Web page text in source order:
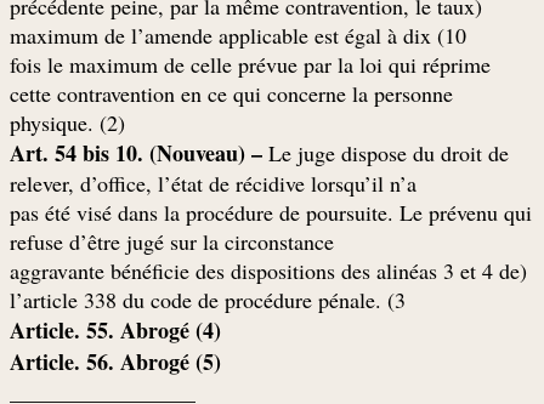
maximum de l’amende applicable est égal à dix (10
fois le maximum de celle prévue par la loi qui réprime
cette contravention en ce qui concerne la personne
(physique. (2
Art. 54 bis 10. (Nouveau) – Le juge dispose du droit de
relever, d’office, l’état de récidive lorsqu’il n’a
pas été visé dans la procédure de poursuite. Le prévenu qui
refuse d’être jugé sur la circonstance
(aggravante bénéficie des dispositions des alinéas 3 et 4 de
l’article 338 du code de procédure pénale. (3
(Article. 55. Abrogé (4
(Article. 56. Abrogé (5